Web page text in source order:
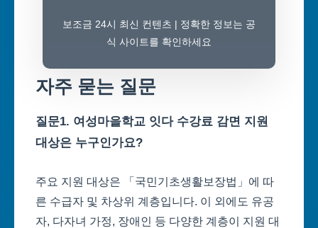
보조금 24시 최신 컨텐츠 | 정확한 정보는 공
식 사이트를 확인하세요
자주 묻는 질문
질문1. 여성마을학교 잇다 수강료 감면 지원
대상은 누구인가요?
주요 지원 대상은 「국민기초생활보장법」에 따
른 수급자 및 차상위 계층입니다. 이 외에도 유공
자, 다자녀 가정, 장애인 등 다양한 계층이 지원 대